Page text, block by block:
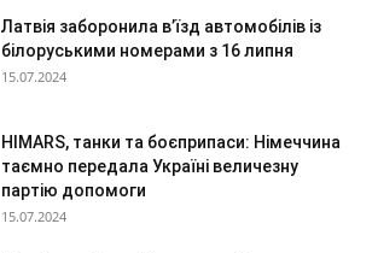
Латвія заборонила в’їзд автомобілів із
білоруськими номерами з 16 липня
15.07.2024
HIMARS, танки та боєприпаси: Німеччина
таємно передала Україні величезну
партію допомоги
15.07.2024